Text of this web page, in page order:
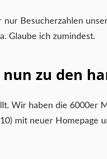
Besucherzahlen
Glaube ich zumindest.
nun zu den
Wir haben die 6000er
mit neuer Homepage